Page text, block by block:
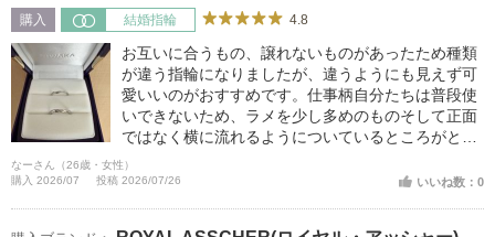
購入 結婚指輪 4.8
お互いに合うもの、譲れないものがあったため種類
が違う指輪になりましたが、違うようにも見えず可
愛いいのがおすすめです。仕事柄自分たちは普段使
いできないため、ラメを少し多めのものそして正面
ではなく横に流れるようについているところがとて
も可愛いと思いました。また、男性側もシンプルか
つウェーブを少し入れる面白さが他の人と違うもの
なーさん（26歳・女性）
購入 2026/07
投稿 2026/07/26 いいね数：0